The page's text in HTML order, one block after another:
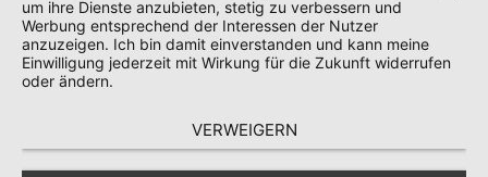
um ihre Dienste anzubieten, stetig zu verbessern und
Werbung entsprechend der Interessen der Nutzer
anzuzeigen. Ich bin damit einverstanden und kann meine
Einwilligung jederzeit mit Wirkung für die Zukunft widerrufen
oder ändern.
VERWEIGERN